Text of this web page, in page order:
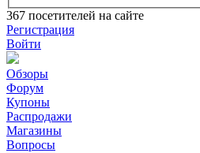
367 посетителей на сайте
Регистрация
Войти
Обзоры
Форум
Купоны
Распродажи
Магазины
Вопросы